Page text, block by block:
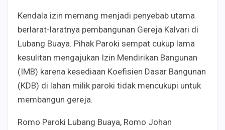
Kendala izin memang menjadi penyebab utama
berlarat-laratnya pembangunan Gereja Kalvari di
Lubang Buaya. Pihak Paroki sempat cukup lama
kesulitan mengajukan Izin Mendirikan Bangunan
(IMB) karena kesediaan Koefisien Dasar Bangunan
(KDB) di lahan milik paroki tidak mencukupi untuk
membangun gereja.
Romo Paroki Lubang Buaya, Romo Johan